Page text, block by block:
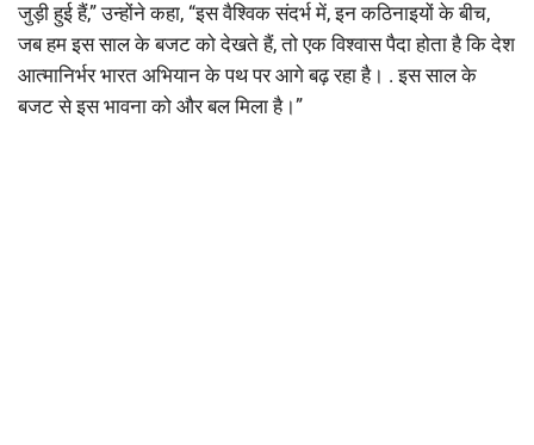
जुड़ी हुई हैं,” उन्होंने कहा, “इस वैश्विक संदर्भ में, इन कठिनाइयों के बीच,
जब हम इस साल के बजट को देखते हैं, तो एक विश्वास पैदा होता है कि देश
आत्मानिर्भर भारत अभियान के पथ पर आगे बढ़ रहा है। . इस साल के
बजट से इस भावना को और बल मिला है।”